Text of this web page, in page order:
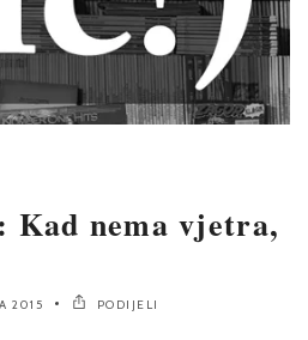
Kad nema vjetra,
2015 PODIJELI